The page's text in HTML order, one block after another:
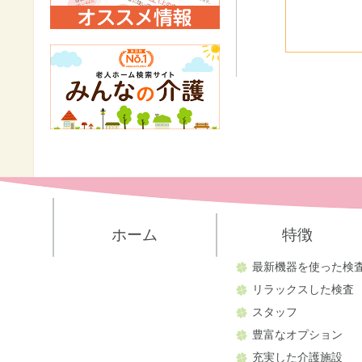
ホーム 特徴
最新機器を使った検
リラックスした検査
スタッフ
豊富なオプション
充実した介護施設